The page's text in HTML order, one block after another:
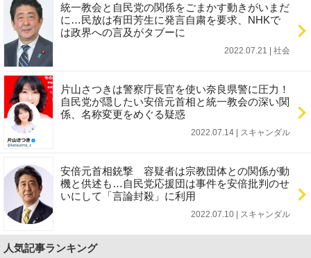
統一教会と自民党の関係をごまかす動きがいまだ
に…民放は有田芳生に発言自粛を要求、NHKで
は政界への言及がタブーに
2022.07.21 | 社会
片山さつきは警察庁長官を使い奈良県警に圧力！
自民党が隠したい安倍元首相と統一教会の深い関
係、名称変更をめぐる疑惑
2022.07.14 | スキャンダル
安倍元首相銃撃 容疑者は宗教団体との関係が動
機と供述も…自民党応援団は事件を安倍批判のせ
いにして「言論封殺」に利用
2022.07.10 | スキャンダル
人気記事ランキング